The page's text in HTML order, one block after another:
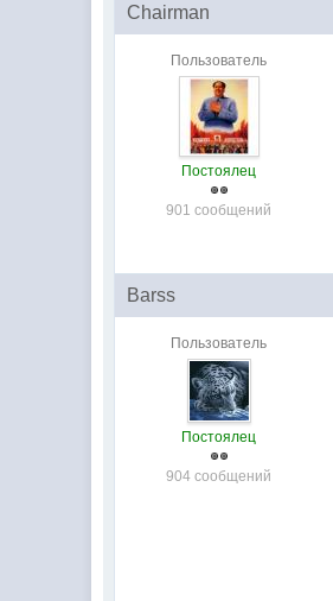
Chairman
Пользователь
Постоялец
901 сообщений
Barss
Пользователь
Постоялец
904 сообщений